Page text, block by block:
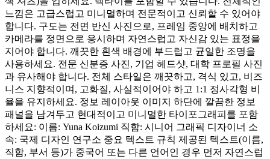
느낌은 고급스럽고 미니멀하며 전문적이고 신뢰할 수 있어야
합니다. 구도는 전면 반신 사진으로, 프레임 중앙에 배치하고
카메라를 정면으로 응시하며 자연스럽고 자신감 있는 표정을
지어야 합니다. 깨끗한 흰색 배경에 부드럽고 균일한 조명을
사용하세요. 전문 신분증 사진, 기업 헤드샷, 대학 프로필 사진
과 유사해야 합니다. 전체 스타일은 깨끗하고, 격식 있고, 비즈
니스 지향적이며, 고화질, 사실적이어야 하고 1:1 정사각형 비
율을 유지하세요. 정보 레이아웃 이미지 하단에 깔끔한 정보
패널을 남겨두고 현대적이고 미니멀한 타이포그래피를 포함
하세요: 이름: Yuna Koizumi 직함: 시니어 그래픽 디자이너 소
속: 국제 디자인 연구소 중요 텍스트 규칙 제공된 텍스트(이름,
직함, 부서 등)가 중국어 또는 다른 언어인 경우 먼저 자연스럽